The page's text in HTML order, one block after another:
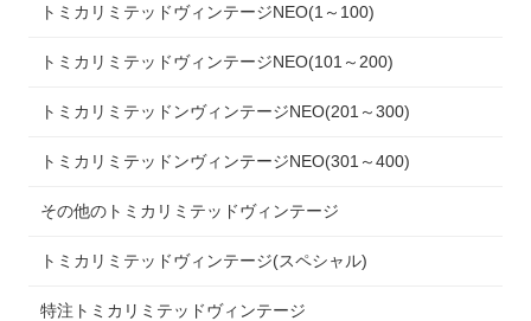
トミカリミテッドヴィンテージNEO(1～100)
トミカリミテッドヴィンテージNEO(101～200)
トミカリミテッドンヴィンテージNEO(201～300)
トミカリミテッドンヴィンテージNEO(301～400)
その他のトミカリミテッドヴィンテージ
トミカリミテッドヴィンテージ(スペシャル)
特注トミカリミテッドヴィンテージ